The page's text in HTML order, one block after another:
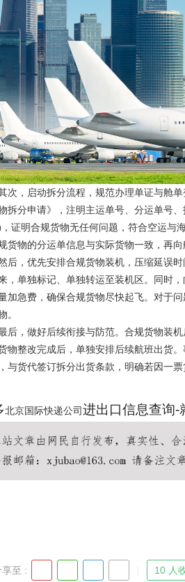
，启动拆分流程，规范办理单证与舱单
物拆分申请》，注明主运单号、分运单号
证明合规货物无任何问题，符合空运与
货物的分运单信息与实际货物一致，再
，优先安排合规货物装机，压缩延误时
，单独标记、单独转运至装机区。同时
加急费，确保合规货物尽快起飞。对于
。
，做好后续衔接与防范。合规货物装机
物整改完成后，单独安排后续航班出货
与货代签订拆分出货条款，明确若因一
北京国际快递公司 进出口信息查询-
享至 : 10 人